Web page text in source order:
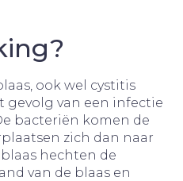
ook wel cystitis
gevolg van een infectie
bacteriën komen de
zich dan naar
hechten de
van de blaas en